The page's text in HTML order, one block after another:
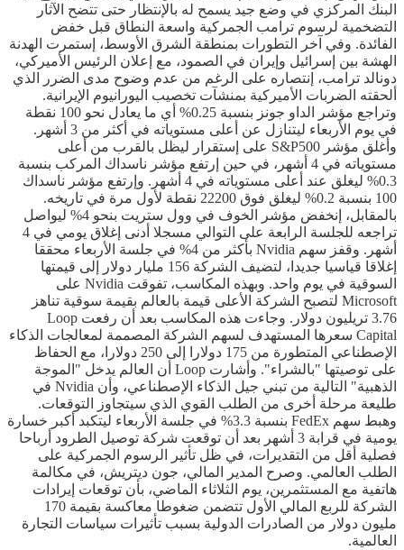
البنك المركزي في وضع جيد يسمح له بالإنتظار حتى تتضح الآثار
التضخمية لرسوم ترامب الجمركية واسعة النطاق قبل خفض
الفائدة. وفي آخر التطورات بمنطقة الشرق الأوسط، إستمرت الهدنة
الهشة بين إسرائيل وإيران في الصمود، مع إعلان الرئيس الأميركي،
دونالد ترامب، إنتصاره على الرغم من عدم وضوح مدى الضرر الذي
ألحقته الضربات الأميركية بمنشآت تخصيب اليورانيوم الإيرانية.
وتراجع مؤشر الداو جونز بنسبة 0.25% أي ما يعادل نحو 100 نقطة
في يوم الأربعاء ليتنازل عن أعلى مستوياته في أكثر من 3 أشهر.
وأغلق مؤشر S&P500 على إستقرار ليظل بالقرب من أعلى
مستوياته في 4 أشهر، في حين إرتفع مؤشر ناسداك المركب بنسبة
0.3% ليغلق عند أعلى مستوياته في 4 أشهر. وإرتفع مؤشر ناسداك
100 بنسبة 0.2% ليغلق فوق 22200 نقطة لأول مرة في تاريخه.
بالمقابل، إنخفض مؤشر الخوف في وول ستريت بنحو 4% ليواصل
تراجعه للجلسة الرابعة على التوالي مسجلا أدنى إغلاق يومي في 4
أشهر. وقفز سهم Nvidia بأكثر من 4% في جلسة الأربعاء محققا
إغلاقا قياسيا جديدا، لتضيف الشركة 156 مليار دولار إلى قيمتها
السوقية في يوم واحد. وبهذه المكاسب، تفوقت Nvidia على
Microsoft لتصبح الشركة الأعلى قيمة بالعالم بقيمة سوقية تناهز
3.76 تريليون دولار. وجاءت هذه المكاسب بعد أن رفعت Loop
Capital سعرها المستهدف لسهم الشركة المصممة لمعالجات الذكاء
الإصطناعي المتطورة من 175 دولارا إلى 250 دولارا، مع الحفاظ
على توصيتها "بالشراء". وأشارت Loop أن العالم يدخل "الموجة
الذهبية" التالية من تبني جيل الذكاء الإصطناعي، وأن Nvidia في
طليعة مرحلة أخرى من الطلب القوي الذي سيتجاوز التوقعات.
وهبط سهم FedEx بنسبة 3.3% في جلسة الأربعاء ليتكبد أكبر خسارة
يومية في قرابة 3 أشهر بعد أن توقعت شركة توصيل الطرود أرباحا
فصلية أقل من التقديرات، في ظل تأثير الرسوم الجمركية على
الطلب العالمي. وصرح المدير المالي، جون ديتريش، في مكالمة
هاتفية مع المستثمرين، يوم الثلاثاء الماضي، بأن توقعات إيرادات
الشركة للربع المالي الأول تتضمن ضغوطا معاكسة بقيمة 170
مليون دولار من الصادرات الدولية بسبب تأثيرات سياسات التجارة
العالمية.